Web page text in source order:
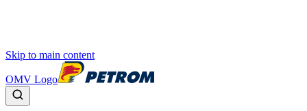
Skip to main content
OMV Logo